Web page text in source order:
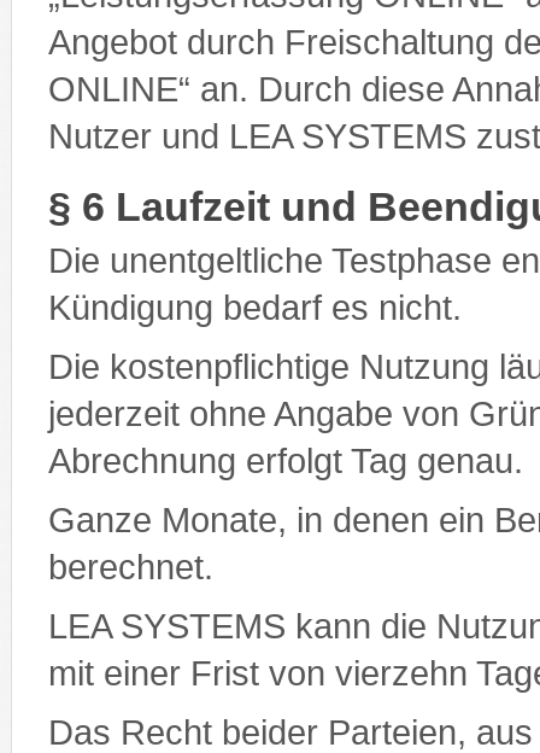
Angebot durch Freischaltung
ONLINE“ an. Durch diese
Nutzer und LEA SYSTEMS
§ 6 Laufzeit und
Die unentgeltliche Testphase
Kündigung bedarf es nicht.
Die kostenpflichtige Nutzung
jederzeit ohne Angabe von
Abrechnung erfolgt Tag genau.
Ganze Monate, in denen ein
berechnet.
LEA SYSTEMS kann die
mit einer Frist von vierzehn
Das Recht beider Parteien,